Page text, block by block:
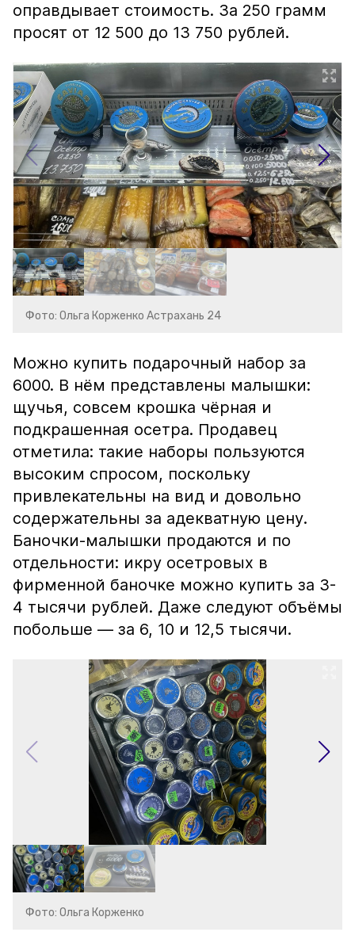
оправдывает стоимость. За 250 грамм
просят от 12 500 до 13 750 рублей.
Фото: Ольга Корженко Астрахань 24
Можно купить подарочный набор за
6000. В нём представлены малышки:
щучья, совсем крошка чёрная и
подкрашенная осетра. Продавец
отметила: такие наборы пользуются
высоким спросом, поскольку
привлекательны на вид и довольно
содержательны за адекватную цену.
Баночки-малышки продаются и по
отдельности: икру осетровых в
фирменной баночке можно купить за 3-
4 тысячи рублей. Даже следуют объёмы
побольше — за 6, 10 и 12,5 тысячи.
Фото: Ольга Корженко